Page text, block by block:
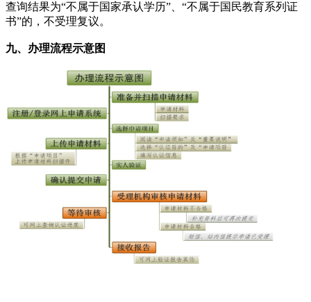
查询结果为“不属于国家承认学历”、“不属于国民教育系列证
书”的，不受理复议。
九、办理流程示意图